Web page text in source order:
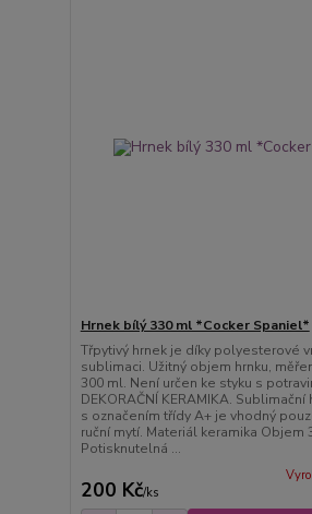
Hrnek bílý 330 ml *Cocker Spaniel*
Třpytivý hrnek je díky polyesterové
sublimaci. Užitný objem hrnku,
300 ml. Není určen ke styku s
DEKORAČNÍ KERAMIKA. Sublimační
s označením třídy A+ je vhodný
ruční mytí. Materiál keramika Objem
Potisknutelná ...
200 Kč/ks